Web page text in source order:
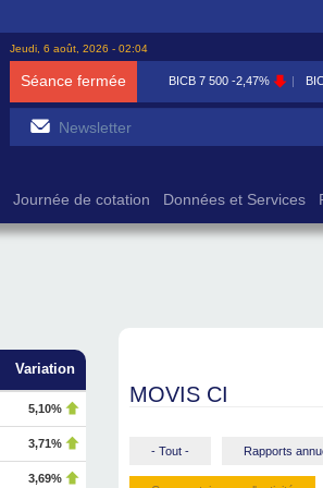
Jeudi, 6 août, 2026 - 02:04
Séance fermée BICB 7 500 -2,47%
Journée de cotation Données et Services
Variation
5,10%
3,71%
3,69%
MOVIS CI
- Tout - Rapports